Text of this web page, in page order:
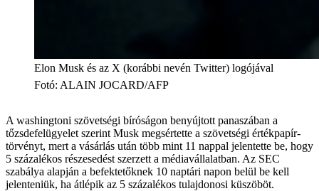
Elon Musk és az X (korábbi nevén Twitter) logójával
Fotó: ALAIN JOCARD/AFP
A washingtoni szövetségi bíróságon benyújtott panaszában a
tőzsdefelügyelet szerint Musk megsértette a szövetségi értékpapír-
törvényt, mert a vásárlás után több mint 11 nappal jelentette be, hogy
5 százalékos részesedést szerzett a médiavállalatban. Az SEC
szabálya alapján a befektetőknek 10 naptári napon belül be kell
jelenteniük, ha átlépik az 5 százalékos tulajdonosi küszöböt.